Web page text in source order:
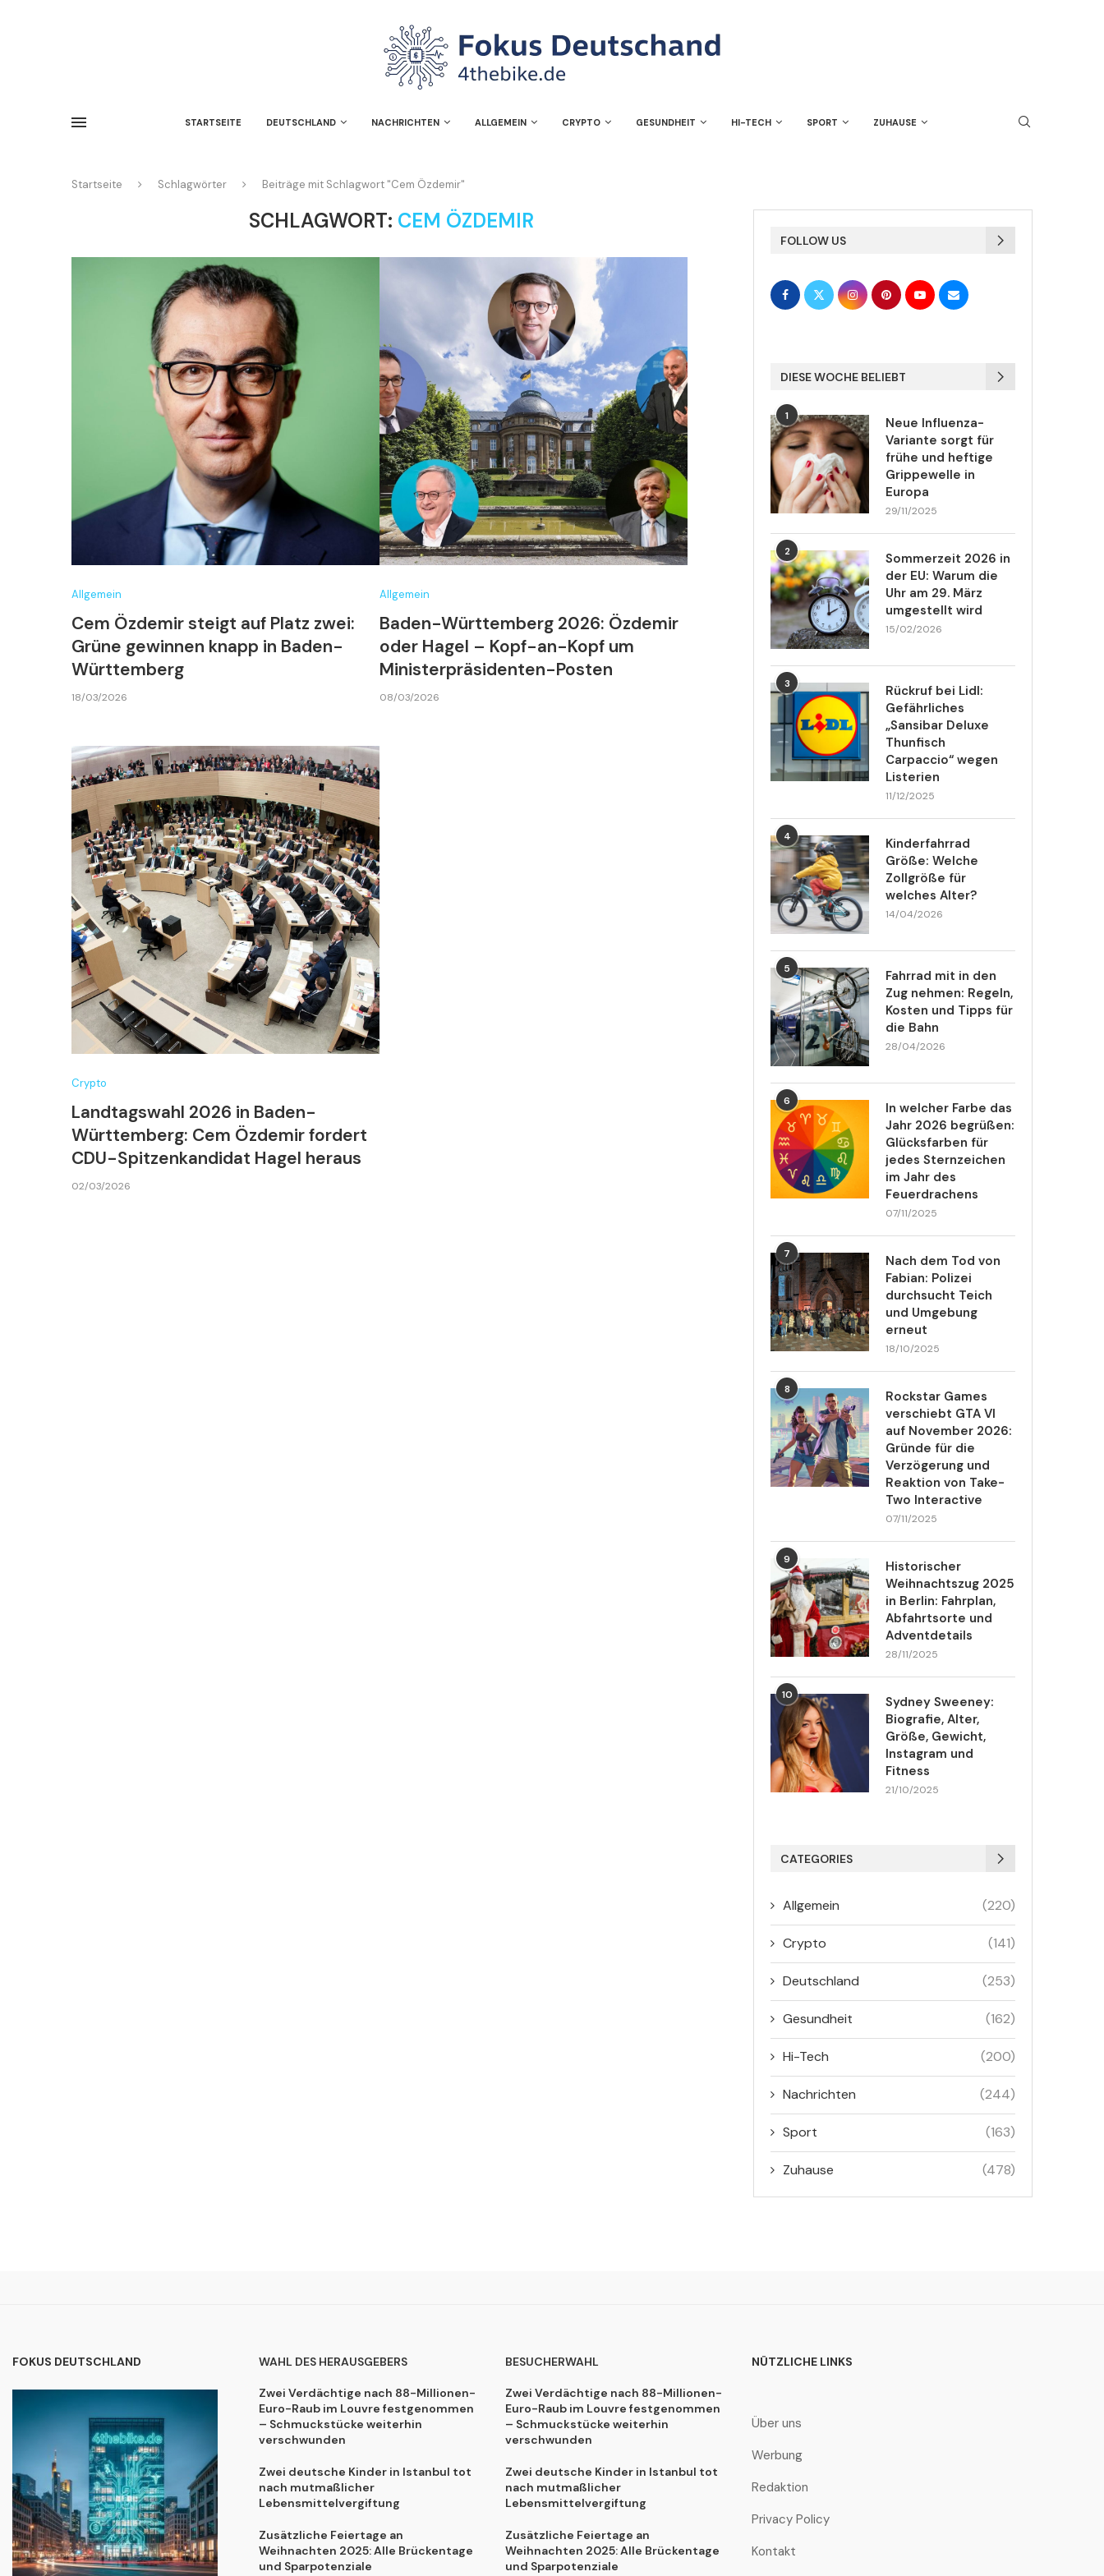
STARTSEITE DEUTSCHLAND NACHRICHTEN ALLGEMEIN CRYPTO GESUNDHEIT HI-TECH SPORT ZUHAUSE
Startseite Schlagwörter Beiträge mit Schlagwort "Cem Özdemir"
SCHLAGWORT: CEM ÖZDEMIR
Allgemein
Cem Özdemir steigt auf Platz zwei:
Grüne gewinnen knapp in Baden-
Württemberg
18/03/2026
Allgemein
Baden-Württemberg 2026: Özdemir
oder Hagel – Kopf-an-Kopf um
Ministerpräsidenten-Posten
08/03/2026
Crypto
Landtagswahl 2026 in Baden-
Württemberg: Cem Özdemir fordert
CDU-Spitzenkandidat Hagel heraus
02/03/2026
FOLLOW US
DIESE WOCHE BELIEBT
1
Neue Influenza-
Variante sorgt für
frühe und heftige
Grippewelle in
Europa
29/11/2025
2
Sommerzeit 2026 in
der EU: Warum die
Uhr am 29. März
umgestellt wird
15/02/2026
3
Rückruf bei Lidl:
Gefährliches
„Sansibar Deluxe
Thunfisch
Carpaccio“ wegen
Listerien
11/12/2025
4
Kinderfahrrad
Größe: Welche
Zollgröße für
welches Alter?
14/04/2026
5
Fahrrad mit in den
Zug nehmen: Regeln,
Kosten und Tipps für
die Bahn
28/04/2026
6
In welcher Farbe das
Jahr 2026 begrüßen:
Glücksfarben für
jedes Sternzeichen
im Jahr des
Feuerdrachens
07/11/2025
7
Nach dem Tod von
Fabian: Polizei
durchsucht Teich
und Umgebung
erneut
18/10/2025
8
Rockstar Games
verschiebt GTA VI
auf November 2026:
Gründe für die
Verzögerung und
Reaktion von Take-
Two Interactive
07/11/2025
9
Historischer
Weihnachtszug 2025
in Berlin: Fahrplan,
Abfahrtsorte und
Adventdetails
28/11/2025
10
Sydney Sweeney:
Biografie, Alter,
Größe, Gewicht,
Instagram und
Fitness
21/10/2025
CATEGORIES
Allgemein (220)
Crypto (141)
Deutschland (253)
Gesundheit (162)
Hi-Tech (200)
Nachrichten (244)
Sport (163)
Zuhause (478)
FOKUS DEUTSCHLAND WAHL DES HERAUSGEBERS
Zwei Verdächtige nach 88-Millionen-
Euro-Raub im Louvre festgenommen
– Schmuckstücke weiterhin
verschwunden
Zwei deutsche Kinder in Istanbul tot
nach mutmaßlicher
Lebensmittelvergiftung
Zusätzliche Feiertage an
Weihnachten 2025: Alle Brückentage
und Sparpotenziale
BESUCHERWAHL
Zwei Verdächtige nach 88-Millionen-
Euro-Raub im Louvre festgenommen
– Schmuckstücke weiterhin
verschwunden
Zwei deutsche Kinder in Istanbul tot
nach mutmaßlicher
Lebensmittelvergiftung
Zusätzliche Feiertage an
Weihnachten 2025: Alle Brückentage
und Sparpotenziale
NÜTZLICHE LINKS
Über uns
Werbung
Redaktion
Privacy Policy
Kontakt